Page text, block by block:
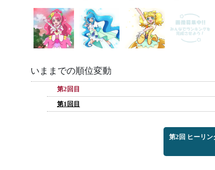
いままでの順位変動
第2回目
第1回目
第2回 ヒーリ